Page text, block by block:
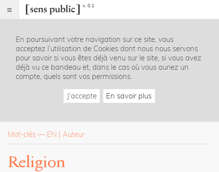
v. 0.1
Index
Rubriques
Essais
La
revue
En poursuivant votre navigation sur ce site, vous
acceptez l’utilisation de Cookies dont nous nous servons
pour savoir si vous êtes déjà venu sur le site, si vous avez
déjà vu ce bandeau et, dans le cas où vous auriez un
compte, quels sont vos permissions.
J'accepte En savoir plus
Mot-clés — EN Auteur
Religion